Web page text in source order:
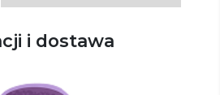
i dostawa